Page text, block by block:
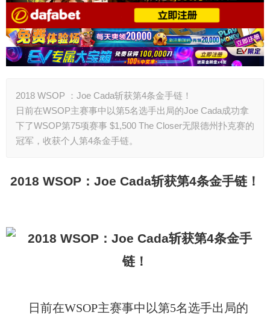
2018 WSOP ：Joe Cada斩获第4条金手链！
日前在WSOP主赛事中以第5名选手出局的Joe Cada成功拿
下了WSOP第75项赛事 $1,500 The Closer无限德州扑克赛的
冠军，收获个人第4条金手链。
2018 WSOP ：Joe Cada斩获第4条金手链！
日前在WSOP主赛事中以第5名选手出局的